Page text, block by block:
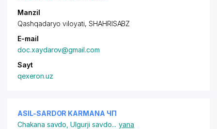
Manzil
Qashqadaryo viloyati, SHAHRISABZ
E-mail
doc.xaydarov@gmail.com
Sayt
qexeron.uz
ASIL-SARDOR KARMANA ЧП
Chakana savdo ,Ulgurji savdo... yana